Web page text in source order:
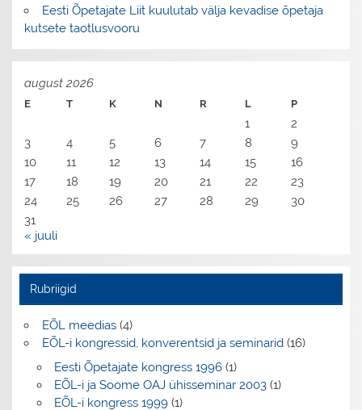
Eesti Õpetajate Liit kuulutab välja kevadise õpetaja
kutsete taotlusvooru
august 2026
E T K N R L P
1
2
3
4 5 6 7 8
9
10
11 12 13 14 15
16
17
18 19 20 21 22
23
24
25 26 27 28 29
30
31
« juuli
Rubriigid
EÕL meedias(4)
EÕL-i kongressid, konverentsid ja seminarid(16)
Eesti Õpetajate kongress 1996(1)
EÕL-i ja Soome OAJ ühisseminar 2003(1)
EÕL-i kongress 1999(1)